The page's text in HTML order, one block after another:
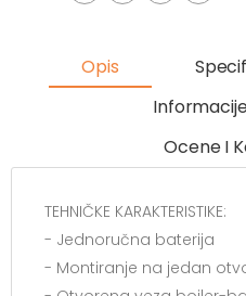
Opis
Ocene I
TEHNIČKE KARAKTERISTIKE:
- Jednoručna baterija
- Montiranje na jedan